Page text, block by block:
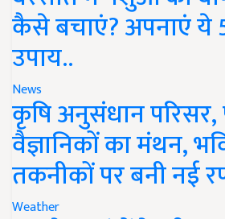
कैसे बचाएं? अपनाएं
उपाय..
News
कृषि अनुसंधान परिसर,
वैज्ञानिकों का मंथन,
तकनीकों पर बनी नई
Weather